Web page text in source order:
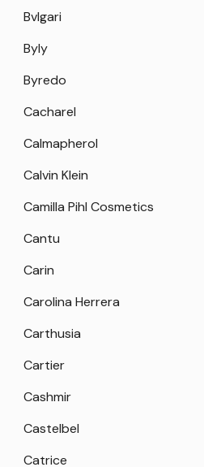
Bvlgari
Byly
Byredo
Cacharel
Calmapherol
Calvin Klein
Camilla Pihl Cosmetics
Cantu
Carin
Carolina Herrera
Carthusia
Cartier
Cashmir
Castelbel
Catrice